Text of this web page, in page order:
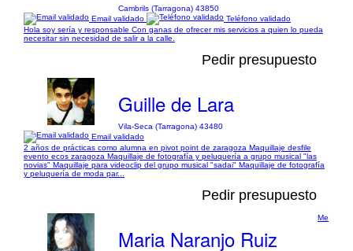
Cambrils (Tarragona) 43850
Email validado
Teléfono validado
Hola soy sería y responsable Con ganas de ofrecer mis servicios a quien lo pueda
necesitar sin necesidad de salir a la calle.
Pedir presupuesto
Guille de Lara
Vila-Seca (Tarragona) 43480
Email validado
2 años de prácticas como alumna en pivot point de zaragoza Maquillaje desfile
evento ecos zaragoza Maquillaje de fotografía y peluquería a grupo musical "las
novias" Maquillaje para videoclip del grupo musical "sadai" Maquillaje de fotografía
y peluquería de moda par...
Pedir presupuesto
Maria Naranjo Ruiz
Me